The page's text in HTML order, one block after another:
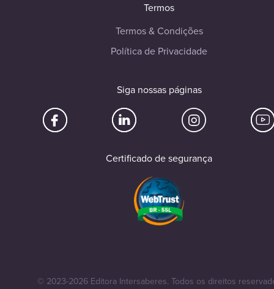
Termos
Termos & Condições
Política de Privacidade
Siga nossas páginas
Certificado de segurança
© 2023-2026 Editora Intersaberes. Todos os direitos